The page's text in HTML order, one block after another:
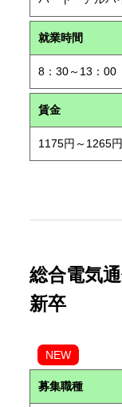
就業時間
8：30～13：00
賃金
1175円～1265円
総合電気
新卒
NEW
募集職種